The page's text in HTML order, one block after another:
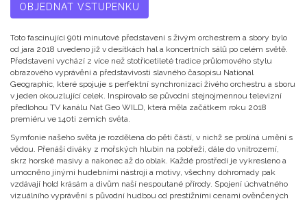
OBJEDNAT VSTUPENKU
Toto fascinující 90ti minutové představení s živým orchestrem a sbory bylo
od jara 2018 uvedeno již v desítkách hal a koncertních sálů po celém světě.
Představení vychází z více než stotřicetileté tradice průlomového stylu
obrazového vyprávění a představivosti slavného časopisu National
Geographic, které spojuje s perfektní synchronizací živého orchestru a sboru
v jeden okouzlující celek. Inspirovalo se původní stejnojmennou televizní
předlohou TV kanálu Nat Geo WILD, která měla začátkem roku 2018
premiéru ve 140ti zemích světa.
Symfonie našeho světa je rozdělena do pěti částí, v nichž se prolíná umění s
vědou. Přenáší diváky z mořských hlubin na pobřeží, dále do vnitrozemí,
skrz horské masivy a nakonec až do oblak. Každé prostředí je vykresleno a
umocněno jinými hudebními nástroji a motivy, všechny dohromady pak
vzdávají hold krásám a divům naší nespoutané přírody. Spojení úchvatného
vizuálního vyprávění s původní hudbou od prestižními cenami ověnčených